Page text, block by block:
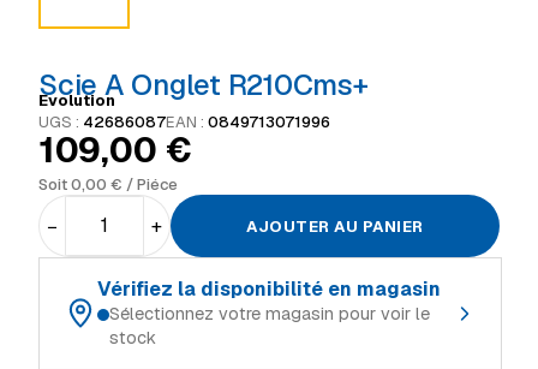
Scie A Onglet R210Cms+
Evolution
UGS : 42686087EAN : 0849713071996
109,00 €
Soit0,00 € / Piéce
− + AJOUTER AU PANIER
Vérifiez la disponibilité en magasin
Sélectionnez votre magasin pour voir le
stock